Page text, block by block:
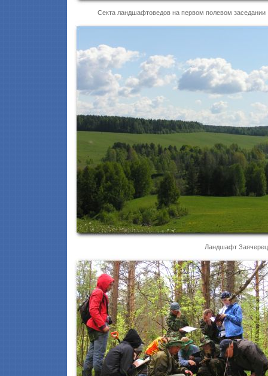
Секта ландшафтоведов на первом полевом заседании
Ландшафт